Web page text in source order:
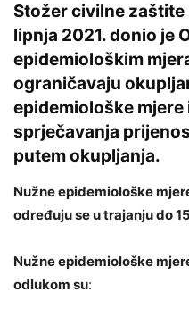
Stožer civilne zaštite
lipnja 2021. donio je
epidemiološkim
ograničavaju
epidemiološke
sprječavanja
putem okupljanja.
Nužne epidemiološke
određuju se u trajanju do
Nužne epidemiološke
odlukom su: